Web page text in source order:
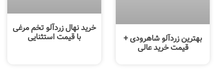
بهترین زردآلو شاهرودی +
قیمت خرید عالی
خرید نهال زردآلو تخم مرغی
با قیمت استثنایی